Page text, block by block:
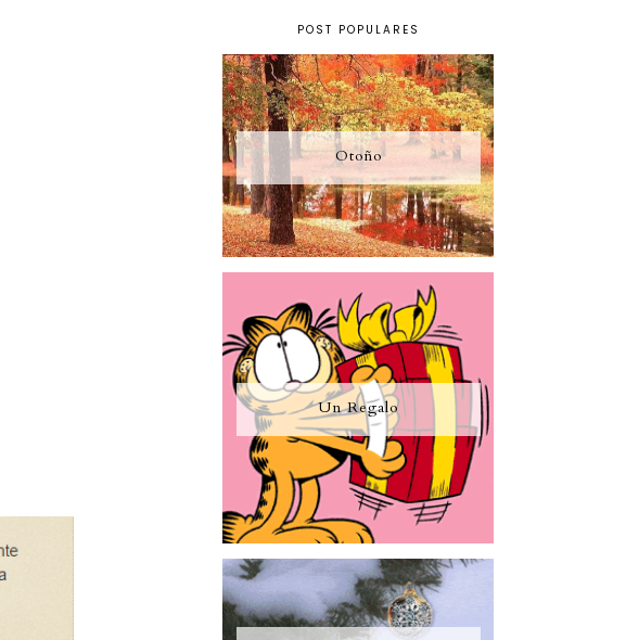
POST POPULARES
Otoño
Un Regalo